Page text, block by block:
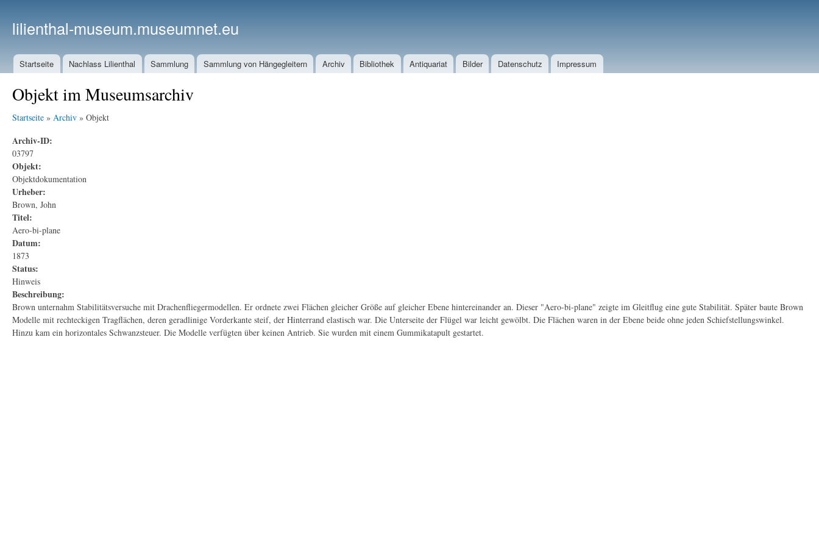
lilienthal-museum.museumnet.eu
Startseite Nachlass Lilienthal Sammlung Sammlung von Hängegleitern Archiv Bibliothek Antiquariat Bilder Datenschutz Impressum
Objekt im Museumsarchiv
Startseite » Archiv » Objekt
Archiv-ID:
03797
Objekt:
Objektdokumentation
Urheber:
Brown, John
Titel:
Aero-bi-plane
Datum:
1873
Status:
Hinweis
Beschreibung:
Brown unternahm Stabilitätsversuche mit Drachenfliegermodellen. Er ordnete zwei Flächen gleicher Größe auf gleicher Ebene hintereinander an. Dieser "Aero-bi-plane" zeigte im Gleitflug eine gute Stabilität. Später baute Brown
Modelle mit rechteckigen Tragflächen, deren geradlinige Vorderkante steif, der Hinterrand elastisch war. Die Unterseite der Flügel war leicht gewölbt. Die Flächen waren in der Ebene beide ohne jeden Schiefstellungswinkel.
Hinzu kam ein horizontales Schwanzsteuer. Die Modelle verfügten über keinen Antrieb. Sie wurden mit einem Gummikatapult gestartet.